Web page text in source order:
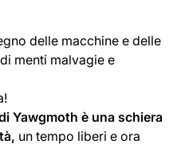
delle macchine e delle
menti malvagie e
Yawgmoth è una schiera
un tempo liberi e ora